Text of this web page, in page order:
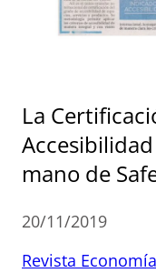
La
mano de
20/11/2019
Revista Economía